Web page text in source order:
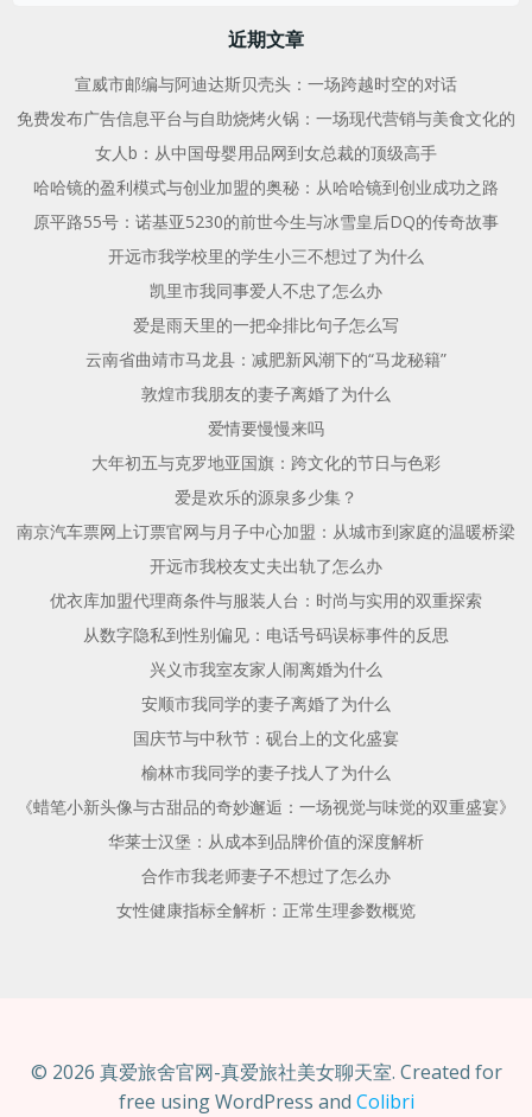
航
近期文章
宣威市邮编与阿迪达斯贝壳头：一场跨越时空的对话
免费发布广告信息平台与自助烧烤火锅：一场现代营销与美食文化的
女人b：从中国母婴用品网到女总裁的顶级高手
哈哈镜的盈利模式与创业加盟的奥秘：从哈哈镜到创业成功之路
原平路55号：诺基亚5230的前世今生与冰雪皇后DQ的传奇故事
开远市我学校里的学生小三不想过了为什么
凯里市我同事爱人不忠了怎么办
爱是雨天里的一把伞排比句子怎么写
云南省曲靖市马龙县：减肥新风潮下的“马龙秘籍”
敦煌市我朋友的妻子离婚了为什么
爱情要慢慢来吗
大年初五与克罗地亚国旗：跨文化的节日与色彩
爱是欢乐的源泉多少集？
南京汽车票网上订票官网与月子中心加盟：从城市到家庭的温暖桥梁
开远市我校友丈夫出轨了怎么办
优衣库加盟代理商条件与服装人台：时尚与实用的双重探索
从数字隐私到性别偏见：电话号码误标事件的反思
兴义市我室友家人闹离婚为什么
安顺市我同学的妻子离婚了为什么
国庆节与中秋节：砚台上的文化盛宴
榆林市我同学的妻子找人了为什么
《蜡笔小新头像与古甜品的奇妙邂逅：一场视觉与味觉的双重盛宴》
华莱士汉堡：从成本到品牌价值的深度解析
合作市我老师妻子不想过了怎么办
女性健康指标全解析：正常生理参数概览
© 2026 真爱旅舍官网-真爱旅社美女聊天室. Created for
free using WordPress and Colibri